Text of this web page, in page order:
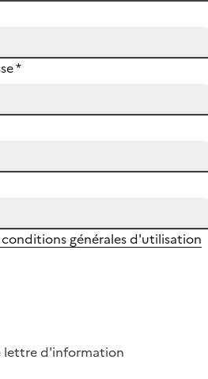
*
conditions générales d'utilisation
lettre d'information